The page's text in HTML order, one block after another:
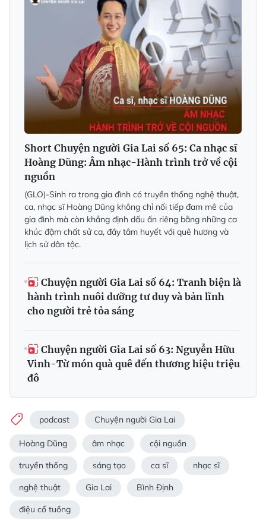
Short Chuyện người Gia Lai số 65: Ca nhạc sĩ
Hoàng Dũng: Âm nhạc-Hành trình trở về cội
nguồn
(GLO)-Sinh ra trong gia đình có truyền thống nghệ thuật,
ca, nhạc sĩ Hoàng Dũng không chỉ nối tiếp đam mê của
gia đình mà còn khẳng định dấu ấn riêng bằng những ca
khúc đậm chất sử ca, đầy tâm huyết với quê hương và
lịch sử dân tộc.
Chuyện người Gia Lai số 64: Tranh biện là
hành trình nuôi dưỡng tư duy và bản lĩnh
cho người trẻ tỏa sáng
Chuyện người Gia Lai số 63: Nguyễn Hữu
Vinh-Từ món quà quê đến thương hiệu triệu
đô
podcast Chuyện người Gia Lai
Hoàng Dũng âm nhạc cội nguồn
truyền thống sáng tạo ca sĩ nhạc sĩ
nghệ thuật Gia Lai Bình Định
điệu cổ tuồng